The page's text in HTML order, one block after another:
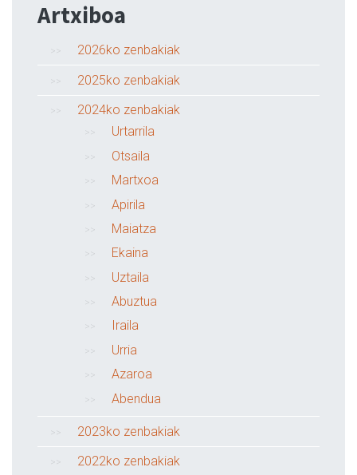
Artxiboa
2026ko zenbakiak
2025ko zenbakiak
2024ko zenbakiak
Urtarrila
Otsaila
Martxoa
Apirila
Maiatza
Ekaina
Uztaila
Abuztua
Iraila
Urria
Azaroa
Abendua
2023ko zenbakiak
2022ko zenbakiak